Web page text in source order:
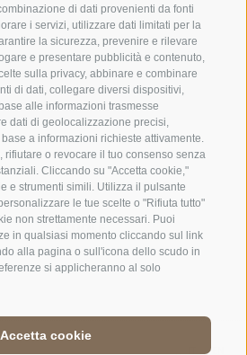
di dati provenienti da fonti
i servizi, utilizzare dati limitati per la
la sicurezza, prevenire e rilevare
e presentare pubblicità e contenuto,
sulla privacy, abbinare e combinare
di dati, collegare diversi dispositivi,
alle informazioni trasmesse
dati di geolocalizzazione precisi,
a informazioni richieste attivamente.
rifiutare o revocare il tuo consenso senza
Cliccando su "Accetta cookie,"
e strumenti simili. Utilizza il pulsante
le tue scelte o "Rifiuta tutto"
non strettamente necessari. Puoi
in qualsiasi momento cliccando sul link
alla pagina o sull'icona dello scudo in
si applicheranno al solo
Accetta cookie
DELLO STELVIO
| MAPPA DEL SITO | COOKIE POLICY | PRIVACY
CENTRI VISITATORI
SCUOLE
//